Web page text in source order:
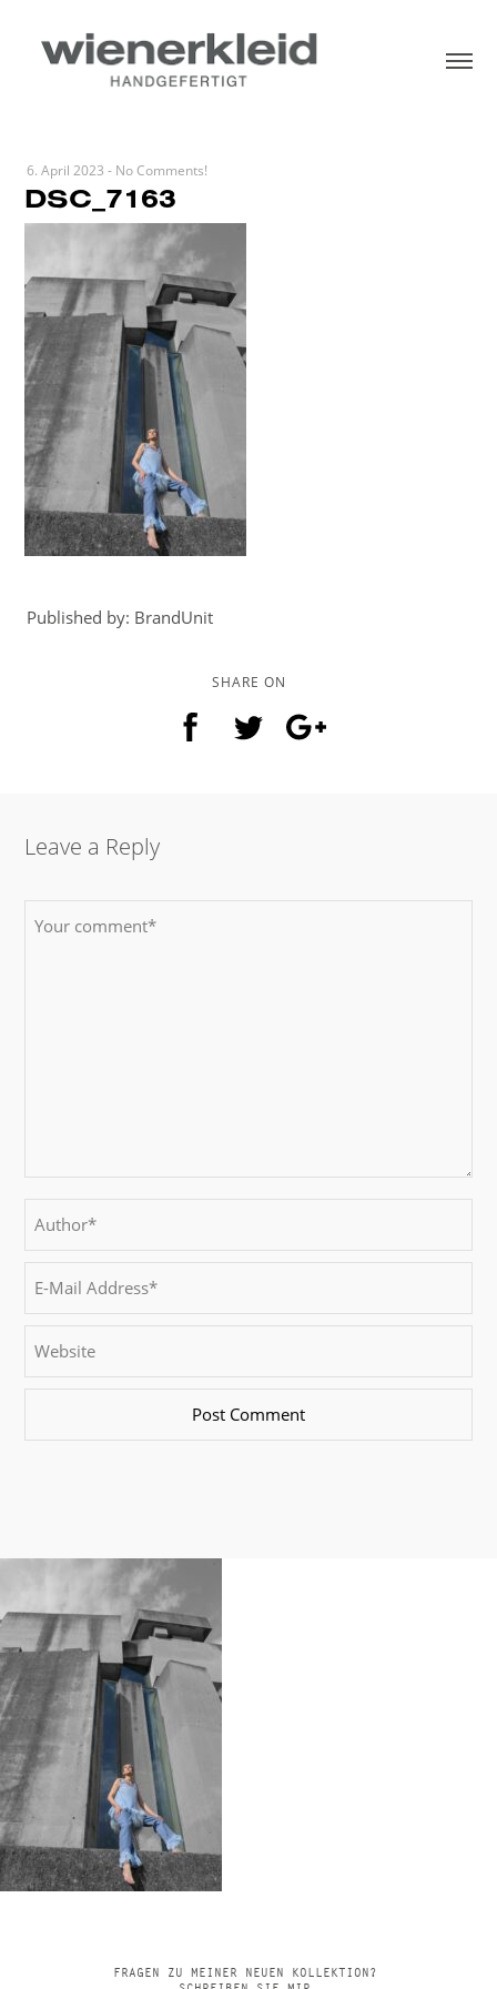
6. April 2023 - No Comments!
DSC_7163
Published by: BrandUnit
SHARE ON
Leave a Reply
FRAGEN ZU MEINER NEUEN KOLLEKTION?